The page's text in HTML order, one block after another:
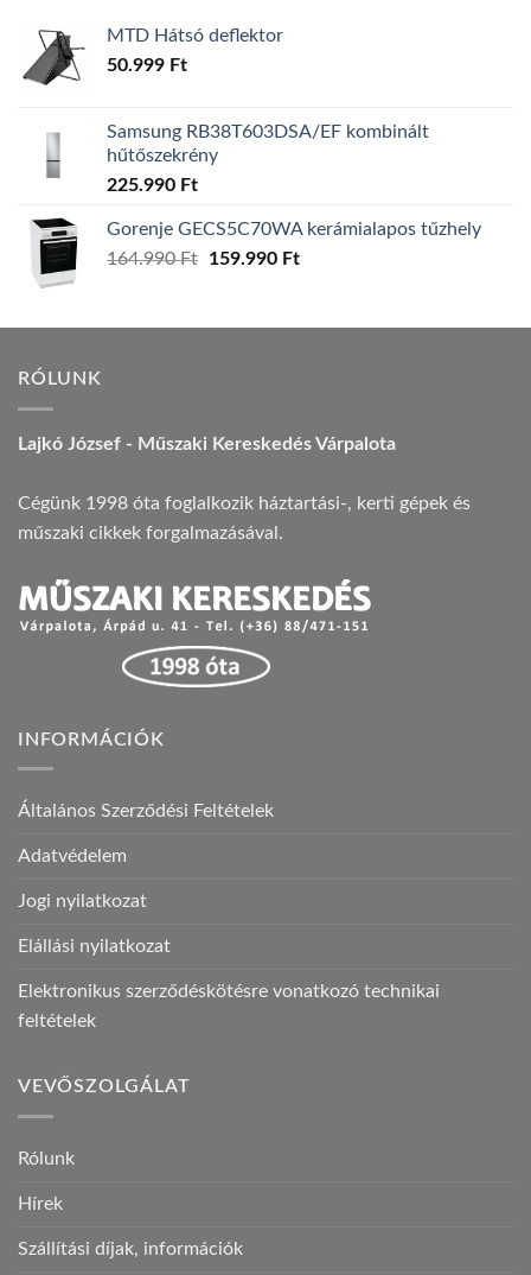
MTD Hátsó deflektor
50.999 Ft
Samsung RB38T603DSA/EF kombinált
hűtőszekrény
225.990 Ft
Gorenje GECS5C70WA kerámialapos tűzhely
164.990Ft
Original
164.990 Ft.
159.990 FtCurrent
159.990 Ft.
RÓLUNK
Lajkó József - Műszaki Kereskedés Várpalota
Cégünk 1998 óta foglalkozik háztartási-, kerti gépek és
műszaki cikkek forgalmazásával.
INFORMÁCIÓK
Általános Szerződési Feltételek
Adatvédelem
Jogi nyilatkozat
Elállási nyilatkozat
Elektronikus szerződéskötésre vonatkozó technikai
feltételek
VEVŐSZOLGÁLAT
Rólunk
Hírek
Szállítási díjak, információk